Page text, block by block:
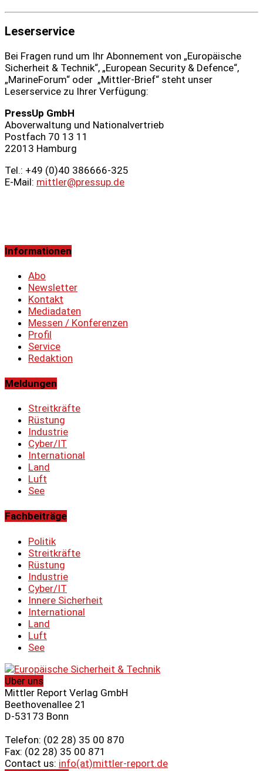
Leserservice
Bei Fragen rund um Ihr Abonnement von „Europäische
Sicherheit & Technik“, „European Security & Defence“,
„MarineForum“ oder „Mittler-Brief“ steht unser
Leserservice zu Ihrer Verfügung:
PressUp GmbH
Aboverwaltung und Nationalvertrieb
Postfach 70 13 11
22013 Hamburg
Tel.: +49 (0)40 386666‑325
E-Mail: mittler@pressup.de
Informationen
Abo
Newsletter
Kontakt
Mediadaten
Messen / Konferenzen
Profil
Service
Redaktion
Meldungen
Streitkräfte
Rüstung
Industrie
Cyber/IT
International
Land
Luft
See
Fachbeiträge
Politik
Streitkräfte
Rüstung
Industrie
Cyber/IT
Innere Sicherheit
International
Land
Luft
See
Über uns
Mittler Report Verlag GmbH
Beethovenallee 21
D-53173 Bonn
Telefon: (02 28) 35 00 870
Fax: (02 28) 35 00 871
Contact us: info(at)mittler-report.de